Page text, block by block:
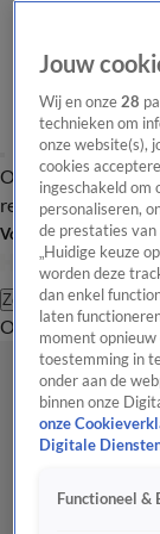
Overzicht Laatste
redactie
Volg Hart van
Zoeken
OverzichtRegio
Jouw
Wij en onze28
technieken om
onze website(s),
cookies
ingeschakeld om
personaliseren,
de prestaties
„Huidige keuze
worden deze
dan enkel
laten
moment opnieuw
toestemming in
onder aan de
binnen onze
onze
Digitale
Functioneel &